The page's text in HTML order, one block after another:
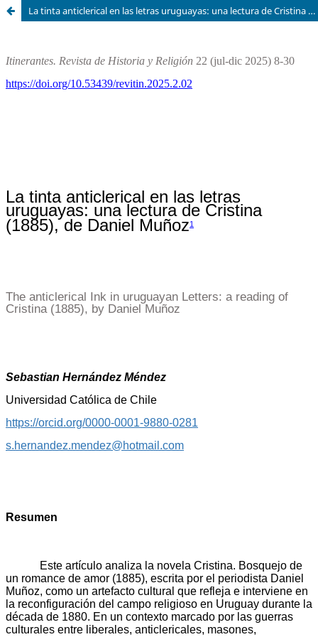
La tinta anticlerical en las letras uruguayas: una lectura de Cristina (1885), de Daniel Muñoz